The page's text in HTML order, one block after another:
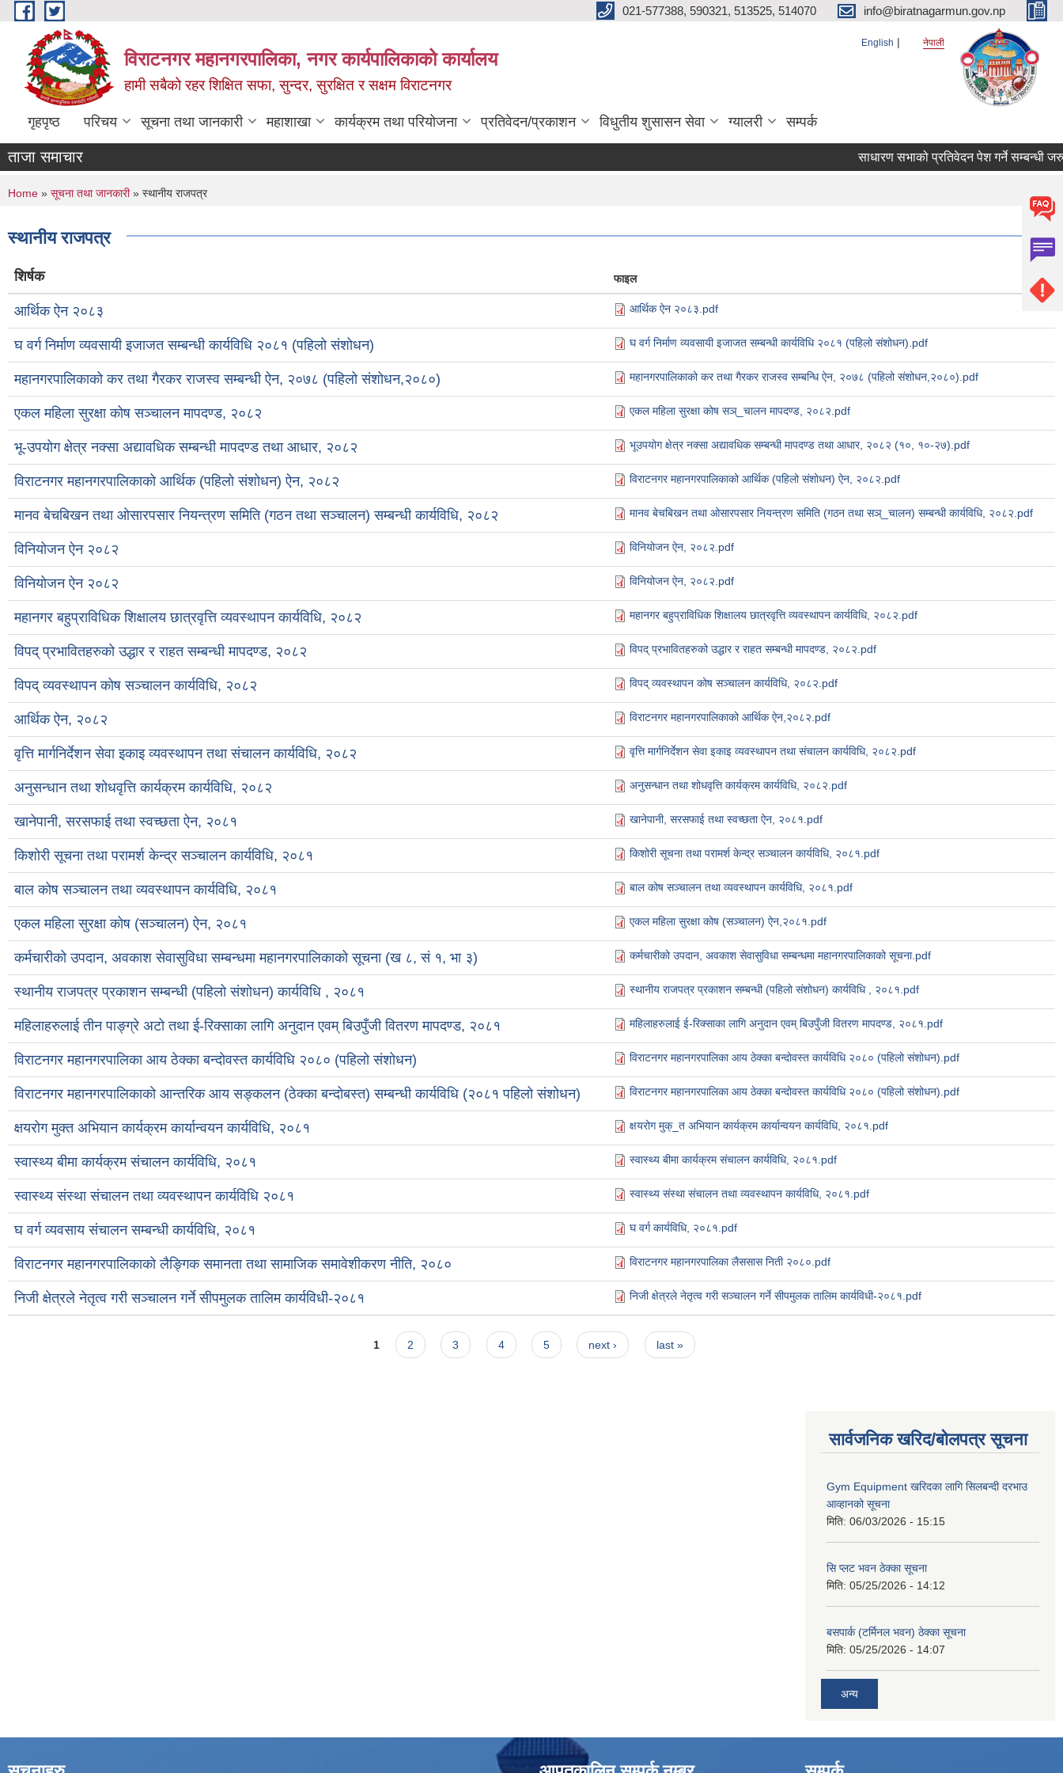
Skip to main content 021-577388, 590321, 513525, 514070 info@biratnagarmun.gov.np
विराटनगर महानगरपालिका, नगर कार्यपालिकाको कार्यालय
हामी सबैको रहर शिक्षित सफा, सुन्दर, सुरक्षित र सक्षम विराटनगर
English नेपाली
गृहपृष्ठ परिचय सूचना तथा जानकारी महाशाखा कार्यक्रम तथा परियोजना प्रतिवेदन/प्रकाशन विधुतीय शुसासन सेवा ग्यालरी सम्पर्क
ताजा समाचार साधारण सभाको प्रतिवेदन पेश गर्ने सम्बन्धी
You are here
Home » सूचना तथा जानकारी» स्थानीय राजपत्र
स्थानीय राजपत्र
शिर्षक फाइल
आर्थिक ऐन २०८३ आर्थिक ऐन २०८३.pdf
घ वर्ग निर्माण व्यवसायी इजाजत सम्बन्धी कार्यविधि २०८१ (पहिलो संशोधन) घ वर्ग निर्माण व्यवसायी इजाजत सम्बन्धी कार्यविधि २०८१ (पहिलो संशोधन).pdf
महानगरपालिकाको कर तथा गैरकर राजस्व सम्बन्धी ऐन, २०७८ (पहिलो संशोधन,२०८०) महानगरपालिकाको कर तथा गैरकर राजस्व सम्बन्धि ऐन, २०७८ (पहिलो संशोधन,२०८०).pdf
एकल महिला सुरक्षा कोष सञ्चालन मापदण्ड, २०८२ एकल महिला सुरक्षा कोष सञ्_चालन मापदण्ड, २०८२.pdf
भू-उपयोग क्षेत्र नक्सा अद्यावधिक सम्बन्धी मापदण्ड तथा आधार, २०८२ भूउपयोग क्षेत्र नक्सा अद्यावधिक सम्बन्धी मापदण्ड तथा आधार, २०८२ (१०, १०-२७).pdf
विराटनगर महानगरपालिकाको आर्थिक (पहिलो संशोधन) ऐन, २०८२ विराटनगर महानगरपालिकाको आर्थिक (पहिलो संशोधन) ऐन, २०८२.pdf
मानव बेचबिखन तथा ओसारपसार नियन्त्रण समिति (गठन तथा सञ्चालन) सम्बन्धी कार्यविधि, २०८२ मानव बेचबिखन तथा ओसारपसार नियन्त्रण समिति (गठन तथा सञ्_चालन) सम्बन्धी कार्यविधि, २०८२.pdf
विनियोजन ऐन २०८२ विनियोजन ऐन, २०८२.pdf
विनियोजन ऐन २०८२ विनियोजन ऐन, २०८२.pdf
महानगर बहुप्राविधिक शिक्षालय छात्रवृत्ति व्यवस्थापन कार्यविधि, २०८२ महानगर बहुप्राविधिक शिक्षालय छात्रवृत्ति व्यवस्थापन कार्यविधि, २०८२.pdf
विपद् प्रभावितहरुको उद्धार र राहत सम्बन्धी मापदण्ड, २०८२ विपद् प्रभावितहरुको उद्धार र राहत सम्बन्धी मापदण्ड, २०८२.pdf
विपद् व्यवस्थापन कोष सञ्चालन कार्यविधि, २०८२ विपद् व्यवस्थापन कोष सञ्चालन कार्यविधि, २०८२.pdf
आर्थिक ऐन, २०८२ विराटनगर महानगरपालिकाको आर्थिक ऐन,२०८२.pdf
वृत्ति मार्गनिर्देशन सेवा इकाइ व्यवस्थापन तथा संचालन कार्यविधि, २०८२ वृत्ति मार्गनिर्देशन सेवा इकाइ व्यवस्थापन तथा संचालन कार्यविधि, २०८२.pdf
अनुसन्धान तथा शोधवृत्ति कार्यक्रम कार्यविधि, २०८२ अनुसन्धान तथा शोधवृत्ति कार्यक्रम कार्यविधि, २०८२.pdf
खानेपानी, सरसफाई तथा स्वच्छता ऐन, २०८१ खानेपानी, सरसफाई तथा स्वच्छता ऐन, २०८१.pdf
किशोरी सूचना तथा परामर्श केन्द्र सञ्चालन कार्यविधि, २०८१ किशोरी सूचना तथा परामर्श केन्द्र सञ्चालन कार्यविधि, २०८१.pdf
बाल कोष सञ्चालन तथा व्यवस्थापन कार्यविधि, २०८१ बाल कोष सञ्चालन तथा व्यवस्थापन कार्यविधि, २०८१.pdf
एकल महिला सुरक्षा कोष (सञ्चालन) ऐन, २०८१ एकल महिला सुरक्षा कोष (सञ्चालन) ऐन,२०८१.pdf
कर्मचारीको उपदान, अवकाश सेवासुविधा सम्बन्धमा महानगरपालिकाको सूचना (ख ८, सं १, भा ३) कर्मचारीको उपदान, अवकाश सेवासुविधा सम्बन्धमा महानगरपालिकाको सूचना.pdf
स्थानीय राजपत्र प्रकाशन सम्बन्धी (पहिलो संशोधन) कार्यविधि , २०८१ स्थानीय राजपत्र प्रकाशन सम्बन्धी (पहिलो संशोधन) कार्यविधि , २०८१.pdf
महिलाहरुलाई तीन पाङ्ग्रे अटो तथा ई-रिक्साका लागि अनुदान एवम् बिउपुँजी वितरण मापदण्ड, २०८१ महिलाहरुलाई ई-रिक्साका लागि अनुदान एवम् बिउपुँजी वितरण मापदण्ड, २०८१.pdf
विराटनगर महानगरपालिका आय ठेक्का बन्दोवस्त कार्यविधि २०८० (पहिलो संशोधन) विराटनगर महानगरपालिका आय ठेक्का बन्दोवस्त कार्यविधि २०८० (पहिलो संशोधन).pdf
विराटनगर महानगरपालिकाको आन्तरिक आय सङ्कलन (ठेक्का बन्दोबस्त) सम्बन्धी कार्यविधि (२०८१ पहिलो संशोधन) विराटनगर महानगरपालिका आय ठेक्का बन्दोवस्त कार्यविधि २०८० (पहिलो संशोधन).pdf
क्षयरोग मुक्त अभियान कार्यक्रम कार्यान्वयन कार्यविधि, २०८१ क्षयरोग मुक्_त अभियान कार्यक्रम कार्यान्वयन कार्यविधि, २०८१.pdf
स्वास्थ्य बीमा कार्यक्रम संचालन कार्यविधि, २०८१ स्वास्थ्य बीमा कार्यक्रम संचालन कार्यविधि, २०८१.pdf
स्वास्थ्य संस्था संचालन तथा व्यवस्थापन कार्यविधि २०८१ स्वास्थ्य संस्था संचालन तथा व्यवस्थापन कार्यविधि, २०८१.pdf
घ वर्ग व्यवसाय संचालन सम्बन्धी कार्यविधि, २०८१ घ वर्ग कार्यविधि, २०८१.pdf
विराटनगर महानगरपालिकाको लैङ्गिक समानता तथा सामाजिक समावेशीकरण नीति, २०८० विराटनगर महानगरपालिका लैससास निती २०८०.pdf
निजी क्षेत्रले नेतृत्व गरी सञ्चालन गर्ने सीपमुलक तालिम कार्यविधी-२०८१ निजी क्षेत्रले नेतृत्व गरी सञ्चालन गर्ने सीपमुलक तालिम कार्यविधी-२०८१.pdf
1 2 3 4 5 next › last »
सार्वजनिक खरिद/बोलपत्र सूचना
Gym Equipment खरिदका लागि सिलबन्दी दरभाउ
आव्हानको सूचना
मिति: 06/03/2026 - 15:15
सि प्लट भवन ठेक्का सूचना
मिति: 05/25/2026 - 14:12
बसपार्क (टर्मिनल भवन) ठेक्का सूचना
मिति: 05/25/2026 - 14:07
अन्य